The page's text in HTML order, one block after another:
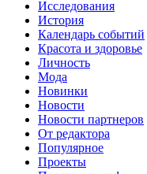
Исследования
История
Календарь событий
Красота и здоровье
Личность
Мода
Новинки
Новости
Новости партнеров
От редактора
Популярное
Проекты